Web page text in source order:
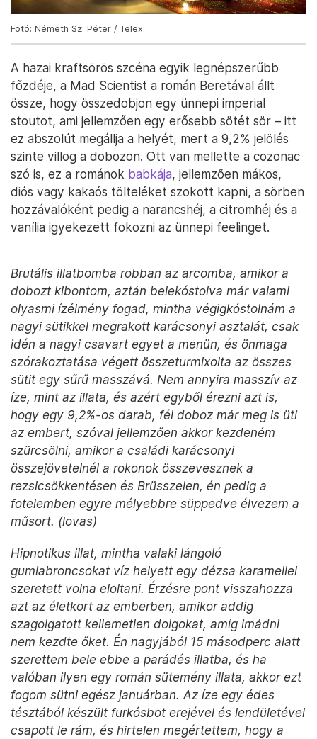
Fotó: Németh Sz. Péter / Telex
A hazai kraftsörös szcéna egyik legnépszerűbb
főzdéje, a Mad Scientist a román Beretával állt
össze, hogy összedobjon egy ünnepi imperial
stoutot, ami jellemzően egy erősebb sötét sör – itt
ez abszolút megállja a helyét, mert a 9,2% jelölés
szinte villog a dobozon. Ott van mellette a cozonac
szó is, ez a románok babkája, jellemzően mákos,
diós vagy kakaós tölteléket szokott kapni, a sörben
hozzávalóként pedig a narancshéj, a citromhéj és a
vanília igyekezett fokozni az ünnepi feelinget.
Brutális illatbomba robban az arcomba, amikor a
dobozt kibontom, aztán belekóstolva már valami
olyasmi ízélmény fogad, mintha végigkóstolnám a
nagyi sütikkel megrakott karácsonyi asztalát, csak
idén a nagyi csavart egyet a menün, és önmaga
szórakoztatása végett összeturmixolta az összes
sütit egy sűrű masszává. Nem annyira masszív az
íze, mint az illata, és azért egyből érezni azt is,
hogy egy 9,2%-os darab, fél doboz már meg is üti
az embert, szóval jellemzően akkor kezdeném
szürcsölni, amikor a családi karácsonyi
összejövetelnél a rokonok összevesznek a
rezsicsökkentésen és Brüsszelen, én pedig a
fotelemben egyre mélyebbre süppedve élvezem a
műsort. (lovas)
Hipnotikus illat, mintha valaki lángoló
gumiabroncsokat víz helyett egy dézsa karamellel
szeretett volna eloltani. Érzésre pont visszahozza
azt az életkort az emberben, amikor addig
szagolgatott kellemetlen dolgokat, amíg imádni
nem kezdte őket. Én nagyjából 15 másodperc alatt
szerettem bele ebbe a parádés illatba, és ha
valóban ilyen egy román sütemény illata, akkor ezt
fogom sütni egész januárban. Az íze egy édes
tésztából készült furkósbot erejével és lendületével
csapott le rám, és hirtelen megértettem, hogy a